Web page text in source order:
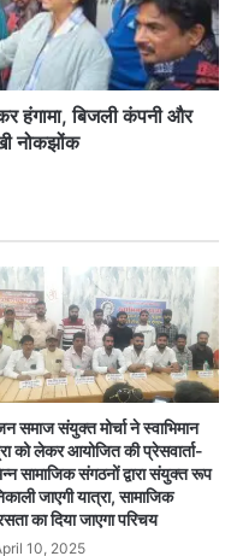
हंगामा, बिजली कंपनी और
नोकझोंक
समाज संयुक्त मोर्चा ने स्वाभिमान
को लेकर आयोजित की प्रेसवार्ता-
सामाजिक संगठनों द्वारा संयुक्त रूप
जाएगी यात्रा, सामाजिक
का दिया जाएगा परिचय
10, 2025